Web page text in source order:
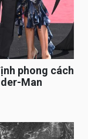
phong cách
Man